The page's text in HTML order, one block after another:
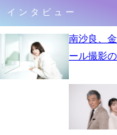
インタビュー
南沙良、
ール撮影